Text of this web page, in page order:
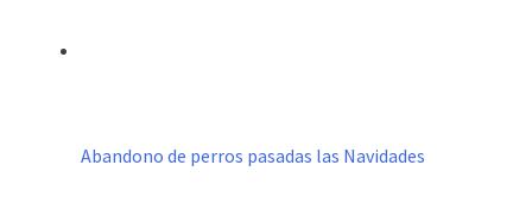
Abandono de perros pasadas las Navidades